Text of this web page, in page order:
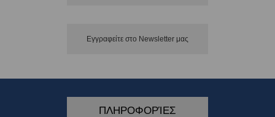
Εγγραφείτε στο Νewsletter μας
ΠΛΗΡΟΦΟΡΊΕΣ